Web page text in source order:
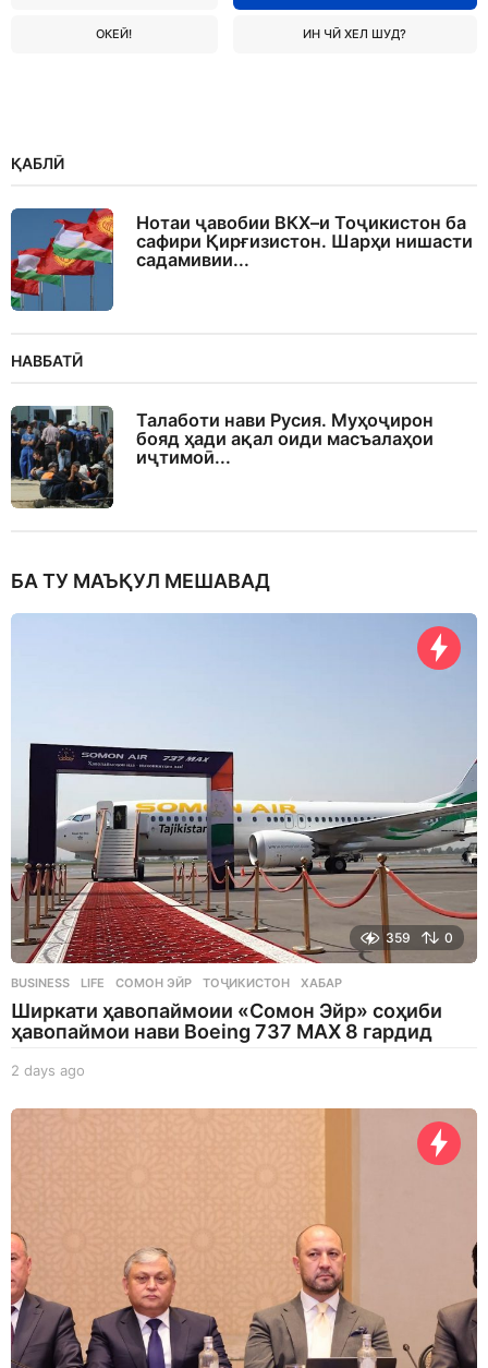
ОКЕЙ! ИН ЧӢ ХЕЛ ШУД?
ҚАБЛӢ
Нотаи ҷавобии ВКХ–и Тоҷикистон ба
сафири Қирғизистон. Шарҳи нишасти
садамивии...
НАВБАТӢ
Талаботи нави Русия. Муҳоҷирон
бояд ҳади ақал оиди масъалаҳои
иҷтимоӣ...
БА ТУ МАЪҚУЛ МЕШАВАД
359 0
BUSINESS ,LIFE СОМОН ЭЙР ,ТОҶИКИСТОН ,ХАБАР
Ширкати ҳавопаймоии «Сомон Эйр» соҳиби
ҳавопаймои нави Boeing 737 MAX 8 гардид
2 days ago
a